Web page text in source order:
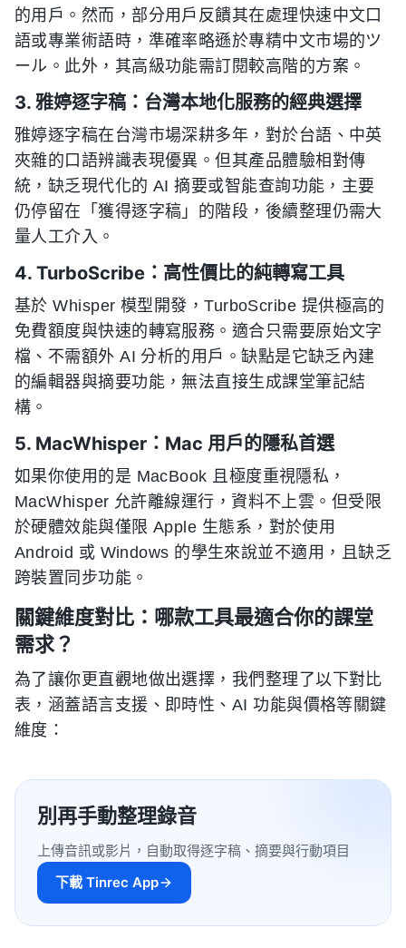
的用戶。然而，部分用戶反饋其在處理快速中文口
語或專業術語時，準確率略遜於專精中文市場的ツ
ール。此外，其高級功能需訂閱較高階的方案。
3. 雅婷逐字稿：台灣本地化服務的經典選擇
雅婷逐字稿在台灣市場深耕多年，對於台語、中英
夾雜的口語辨識表現優異。但其產品體驗相對傳
統，缺乏現代化的 AI 摘要或智能查詢功能，主要
仍停留在「獲得逐字稿」的階段，後續整理仍需大
量人工介入。
4. TurboScribe：高性價比的純轉寫工具
基於 Whisper 模型開發，TurboScribe 提供極高的
免費額度與快速的轉寫服務。適合只需要原始文字
檔、不需額外 AI 分析的用戶。缺點是它缺乏內建
的編輯器與摘要功能，無法直接生成課堂筆記結
構。
5. MacWhisper：Mac 用戶的隱私首選
如果你使用的是 MacBook 且極度重視隱私，
MacWhisper 允許離線運行，資料不上雲。但受限
於硬體效能與僅限 Apple 生態系，對於使用
Android 或 Windows 的學生來說並不適用，且缺乏
跨裝置同步功能。
關鍵維度對比：哪款工具最適合你的課堂
需求？
為了讓你更直觀地做出選擇，我們整理了以下對比
表，涵蓋語言支援、即時性、AI 功能與價格等關鍵
維度：
別再手動整理錄音
上傳音訊或影片，自動取得逐字稿、摘要與行動項目
下載 Tinrec App